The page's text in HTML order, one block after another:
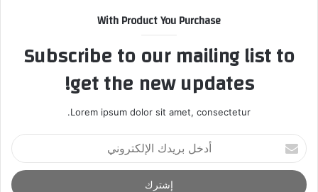
With Product You Purchase
Subscribe to our mailing list to
get the new updates!
Lorem ipsum dolor sit amet, consectetur.
أ
د
خ
ل